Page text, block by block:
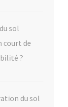
sol
court de
?
du sol